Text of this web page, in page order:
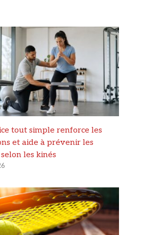
tout simple renforce les
et aide à prévenir les
les kinés